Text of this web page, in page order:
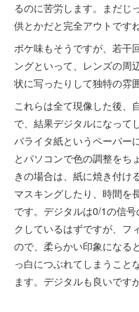
るのに苦労します。まだじ
供とかだと完全アウトです
ボケ味もそうですが、若干
ングといって、レンズの周
状に写ったりして独特の雰
これらは全て現像した後、
で、結果デジタルになって
バライタ紙というペーパー
とパソコンで色の調整をち
きの場合は、紙に焼き付け
マスキングしたり、時間を
です。デジタルは0/1の信
クしているはずですが、フ
ので、柔らかい印象になる
っ白につぶれてしまうこと
ます。デジタルも良いです